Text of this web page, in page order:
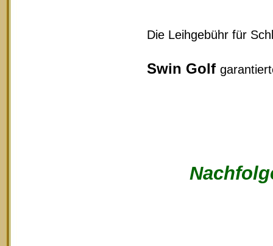
Die Leihgebühr für
Swin Golf